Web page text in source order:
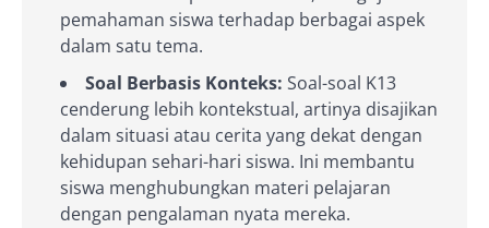
pemahaman siswa terhadap berbagai aspek
dalam satu tema.
Soal Berbasis Konteks: Soal-soal K13
cenderung lebih kontekstual, artinya disajikan
dalam situasi atau cerita yang dekat dengan
kehidupan sehari-hari siswa. Ini membantu
siswa menghubungkan materi pelajaran
dengan pengalaman nyata mereka.